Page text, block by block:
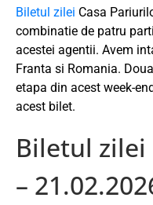
Biletul zilei Casa
combinatie de patru
acestei agentii. Avem
Franta si Romania.
etapa din acest week-
acest bilet.
Biletul zilei
–